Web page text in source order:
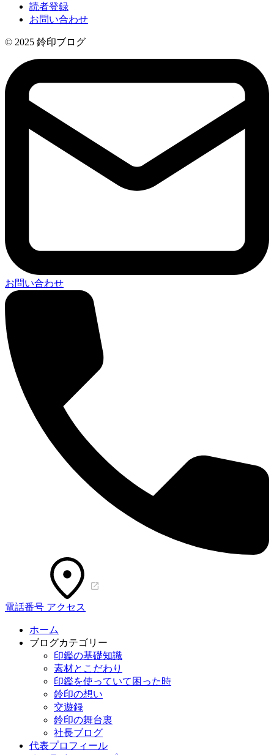
読者登録
お問い合わせ
© 2025 鈴印ブログ
お問い合わせ
電話番号 アクセス
ホーム
ブログカテゴリー
印鑑の基礎知識
素材とこだわり
印鑑を使っていて困った時
鈴印の想い
交遊録
鈴印の舞台裏
社長ブログ
代表プロフィール